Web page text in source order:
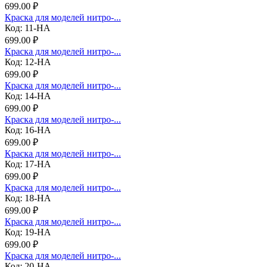
699.00 ₽
Краска для моделей нитро-...
Код: 11-НА
699.00 ₽
Краска для моделей нитро-...
Код: 12-НА
699.00 ₽
Краска для моделей нитро-...
Код: 14-НА
699.00 ₽
Краска для моделей нитро-...
Код: 16-НА
699.00 ₽
Краска для моделей нитро-...
Код: 17-НА
699.00 ₽
Краска для моделей нитро-...
Код: 18-НА
699.00 ₽
Краска для моделей нитро-...
Код: 19-НА
699.00 ₽
Краска для моделей нитро-...